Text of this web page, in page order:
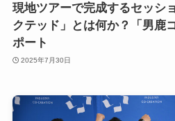
現地ツアーで完成するセッシ
クテッド」とは何か？「男鹿
ポート
2025年7月30日